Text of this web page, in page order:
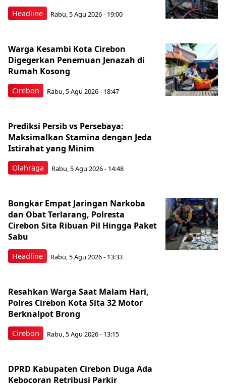
Headline Rabu, 5 Agu 2026 - 19:00
Cirebon
Warga Kesambi Kota Cirebon
Digegerkan Penemuan Jenazah di
Rumah Kosong
Rabu, 5 Agu 2026 - 18:47
Olahraga
Prediksi Persib vs Persebaya:
Maksimalkan Stamina dengan Jeda
Istirahat yang Minim
Rabu, 5 Agu 2026 - 14:48
Headline
Bongkar Empat Jaringan Narkoba
dan Obat Terlarang, Polresta
Cirebon Sita Ribuan Pil Hingga Paket
Sabu
Rabu, 5 Agu 2026 - 13:33
Cirebon
Resahkan Warga Saat Malam Hari,
Polres Cirebon Kota Sita 32 Motor
Berknalpot Brong
Rabu, 5 Agu 2026 - 13:15
DPRD Kabupaten Cirebon Duga Ada
Kebocoran Retribusi Parkir